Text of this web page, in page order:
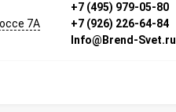
7А
+7 (495) 979-05-80
+7 (926) 226-64-84
Info@Brend-Svet.ru